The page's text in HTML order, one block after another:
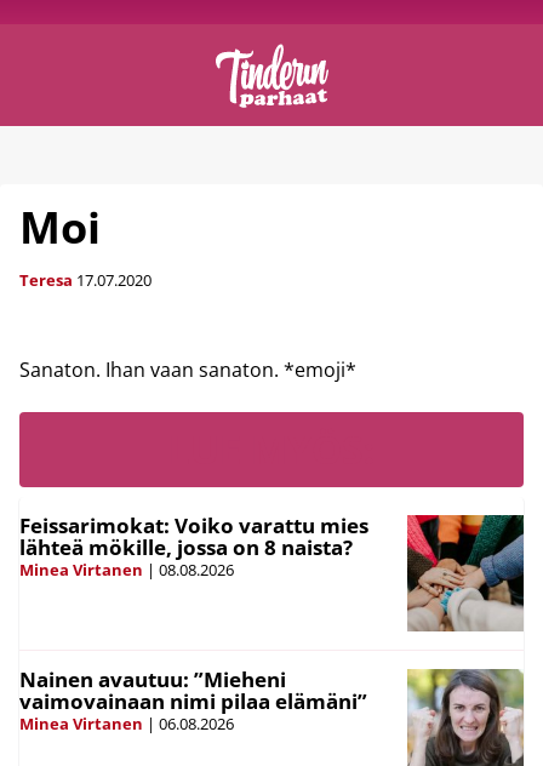
Moi
Teresa 17.07.2020
Sanaton. Ihan vaan sanaton. *emoji*
Feissarimokat: Voiko varattu mies
lähteä mökille, jossa on 8 naista?
Minea Virtanen | 08.08.2026
Nainen avautuu: ”Mieheni
vaimovainaan nimi pilaa elämäni”
Minea Virtanen | 06.08.2026